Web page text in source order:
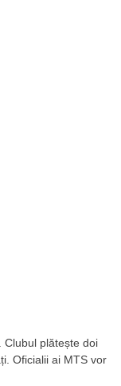
Clubul plătește doi
Oficialii ai MTS vor